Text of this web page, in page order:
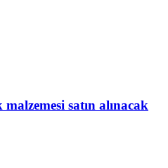
satın alınacak